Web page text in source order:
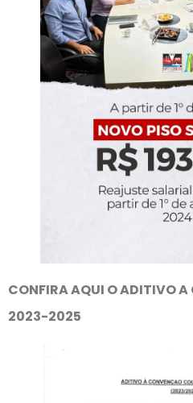
CONFIRA AQUI O ADITIVO
2023-2025